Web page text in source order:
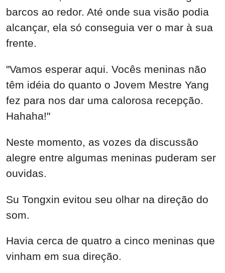
barcos ao redor. Até onde sua visão podia
alcançar, ela só conseguia ver o mar à sua
frente.
"Vamos esperar aqui. Vocês meninas não
têm idéia do quanto o Jovem Mestre Yang
fez para nos dar uma calorosa recepção.
Hahaha!"
Neste momento, as vozes da discussão
alegre entre algumas meninas puderam ser
ouvidas.
Su Tongxin evitou seu olhar na direção do
som.
Havia cerca de quatro a cinco meninas que
vinham em sua direção.